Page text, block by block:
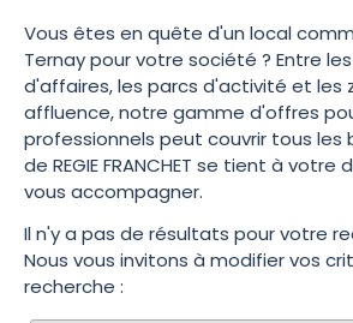
Vous êtes en quête d'un local
Ternay pour votre société ? Entre
d'affaires, les parcs d'activité et les
affluence, notre gamme d'offres
professionnels peut couvrir tous les
de REGIE FRANCHET se tient à
vous accompagner.
Il n'y a pas de résultats pour votre
Nous vous invitons à modifier vos
recherche :